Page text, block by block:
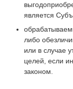
является
либо
или в случае
целей, если
законом.